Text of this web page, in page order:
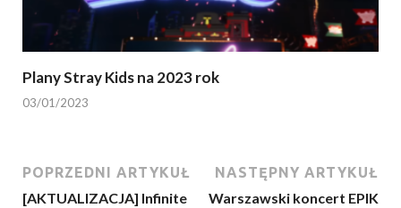
Plany Stray Kids na 2023 rok
03/01/2023
POPRZEDNI ARTYKUŁ
[AKTUALIZACJA] Infinite
NASTĘPNY ARTYKUŁ
Warszawski koncert EPIK